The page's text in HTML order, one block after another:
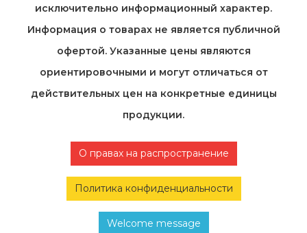
исключительно информационный характер.
Информация о товарах не является публичной
офертой. Указанные цены являются
ориентировочными и могут отличаться от
действительных цен на конкретные единицы
продукции.
О правах на распространение
Политика конфиденциальности
Welcome message